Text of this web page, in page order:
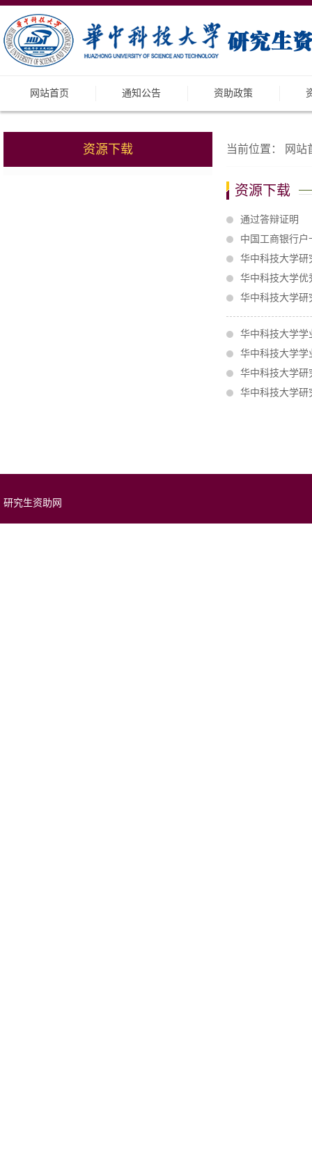
网站首页 通知公告 资助政策
资源下载 当前位置： 网站
资源下载
通过答辩证明
中国工商银行
华中科技大学研
华中科技大学优
华中科技大学研
华中科技大学学
华中科技大学学
华中科技大学研
华中科技大学研
研究生资助网